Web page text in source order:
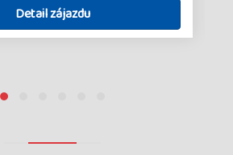
Detail zájazdu